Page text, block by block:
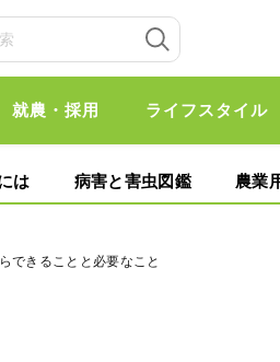
就農・採用 ライフスタイル
は 病害と害虫図鑑 農業
できることと必要なこと